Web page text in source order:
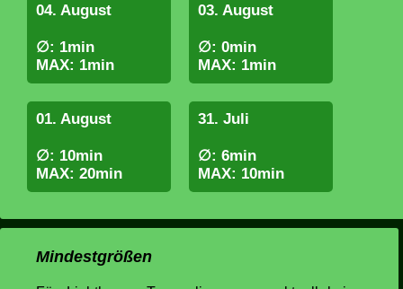
04. August
∅: 1min
MAX: 1min
03. August
∅: 0min
MAX: 1min
01. August
∅: 10min
MAX: 20min
31. Juli
∅: 6min
MAX: 10min
Mindestgrößen